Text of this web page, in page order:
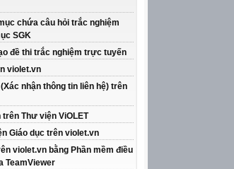
chứa câu hỏi trắc nghiệm
SGK
đề thi trắc nghiệm trực tuyến
violet.vn
nhận thông tin liên hệ) trên
Thư viện ViOLET
Giáo dục trên violet.vn
violet.vn bằng Phần mềm điều
TeamViewer